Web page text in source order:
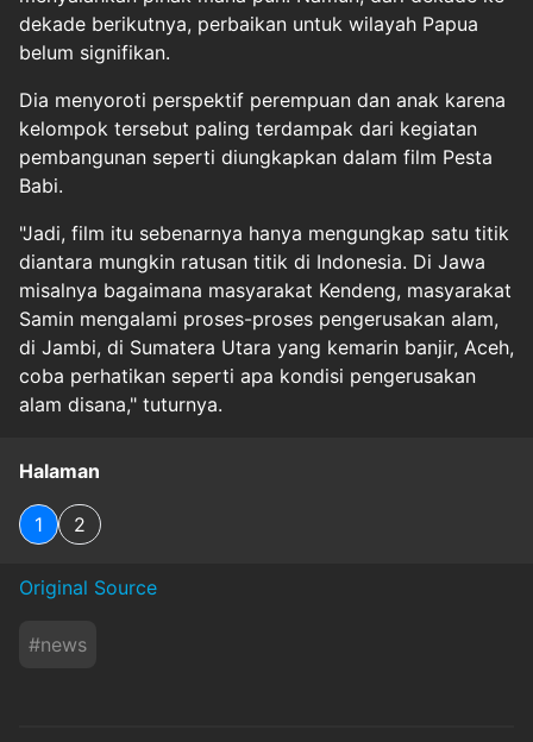
dekade berikutnya, perbaikan untuk wilayah Papua
belum signifikan.
Dia menyoroti perspektif perempuan dan anak karena
kelompok tersebut paling terdampak dari kegiatan
pembangunan seperti diungkapkan dalam film Pesta
Babi.
"Jadi, film itu sebenarnya hanya mengungkap satu titik
diantara mungkin ratusan titik di Indonesia. Di Jawa
misalnya bagaimana masyarakat Kendeng, masyarakat
Samin mengalami proses-proses pengerusakan alam,
di Jambi, di Sumatera Utara yang kemarin banjir, Aceh,
coba perhatikan seperti apa kondisi pengerusakan
alam disana," tuturnya.
Halaman
1 2
Original Source
#news